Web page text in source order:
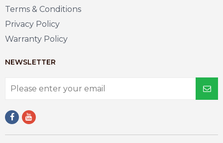
Terms & Conditions
Privacy Policy
Warranty Policy
NEWSLETTER